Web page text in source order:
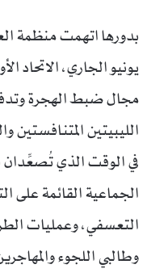
بدورها اتهمت منظمة
يونيو الجاري، الاتحاد
مجال ضبط الهجرة
الليبيتين المتنافستين
في الوقت الذي تُصعِّدان
الجماعية القائمة على
التعسفي، وعمليات
وطالبي اللجوء